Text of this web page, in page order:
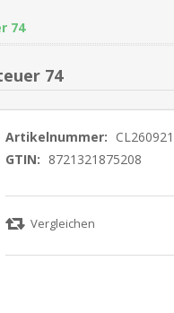
74
74
Artikelnummer:
GTIN: 8721321875208